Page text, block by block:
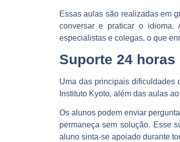
Essas aulas são realizadas em
conversar e praticar o idioma.
especialistas e colegas, o que
Suporte 24 horas
Uma das principais dificuldades
Instituto Kyoto, além das aulas
Os alunos podem enviar
permaneça sem solução. Esse
aluno sinta-se apoiado durante